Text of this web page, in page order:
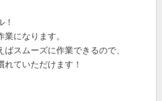
になります。
スムーズに作業できるので、
ていただけます！